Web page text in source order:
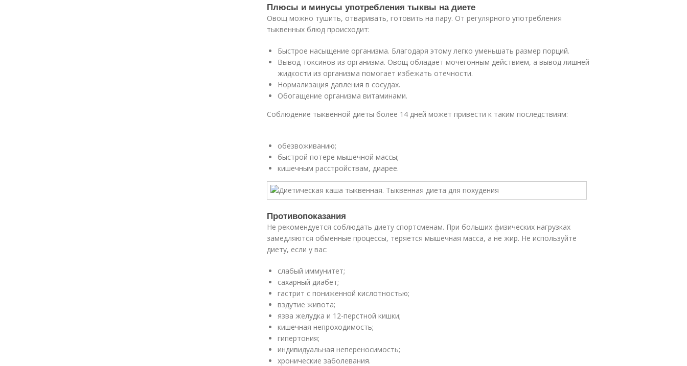
Плюсы и минусы употребления тыквы на диете
Овощ можно тушить, отваривать, готовить на пару. От регулярного употребления
тыквенных блюд происходит:
Быстрое насыщение организма. Благодаря этому легко уменьшать размер порций.
Вывод токсинов из организма. Овощ обладает мочегонным действием, а вывод лишней
жидкости из организма помогает избежать отечности.
Нормализация давления в сосудах.
Обогащение организма витаминами.
Соблюдение тыквенной диеты более 14 дней может привести к таким последствиям:
обезвоживанию;
быстрой потере мышечной массы;
кишечным расстройствам, диарее.
Противопоказания
Не рекомендуется соблюдать диету спортсменам. При больших физических нагрузках
замедляются обменные процессы, теряется мышечная масса, а не жир. Не используйте
диету, если у вас:
слабый иммунитет;
сахарный диабет;
гастрит с пониженной кислотностью;
вздутие живота;
язва желудка и 12-перстной кишки;
кишечная непроходимость;
гипертония;
индивидуальная непереносимость;
хронические заболевания.